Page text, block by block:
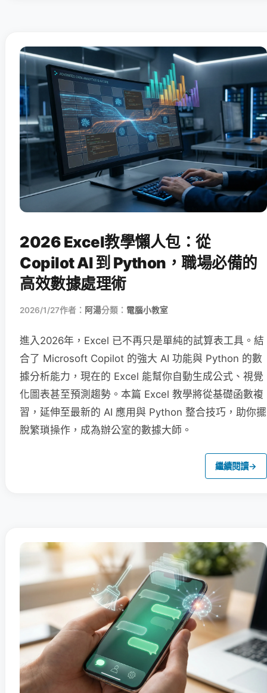
2026 Excel教學懶人包：從
Copilot AI 到 Python，職場必備的
高效數據處理術
2026/1/27作者： 阿湯分類： 電腦小教室
進入2026年，Excel 已不再只是單純的試算表工具。結
合了 Microsoft Copilot 的強大 AI 功能與 Python 的數
據分析能力，現在的 Excel 能幫你自動生成公式、視覺
化圖表甚至預測趨勢。本篇 Excel 教學將從基礎函數複
習，延伸至最新的 AI 應用與 Python 整合技巧，助你擺
脫繁瑣操作，成為辦公室的數據大師。
繼續閱讀→